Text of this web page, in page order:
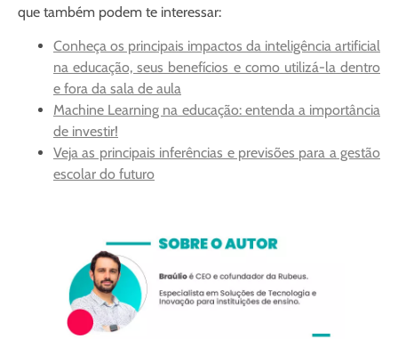
que também podem te interessar:
Conheça os principais impactos da inteligência artificial
na educação, seus benefícios e como utilizá-la dentro
e fora da sala de aula
Machine Learning na educação: entenda a importância
de investir!
Veja as principais inferências e previsões para a gestão
escolar do futuro